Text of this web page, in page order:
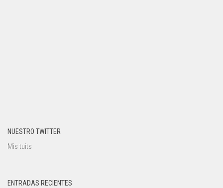
NUESTRO TWITTER
Mis tuits
ENTRADAS RECIENTES